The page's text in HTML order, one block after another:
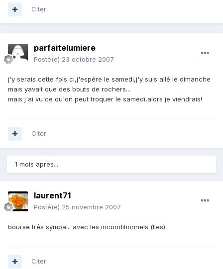
Citer
parfaitelumiere
Posté(e) 23 octobre 2007
j'y serais cette fois ci,j'espère le samedi,j'y suis allé le dimanche
mais yavait que des bouts de rochers...
mais j'ai vu ce qu'on peut troquer le samedi,alors je viendrais!
Citer
1 mois après...
laurent71
Posté(e) 25 novembre 2007
bourse trés sympa... avec les inconditionnels (lles)
Citer